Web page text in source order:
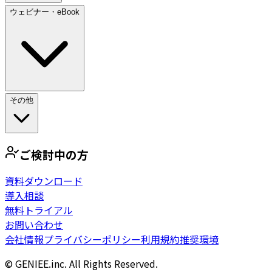
ウェビナー・eBook
その他
ご検討中の方
資料ダウンロード
導入相談
無料トライアル
お問い合わせ
会社情報プライバシーポリシー利用規約推奨環境
© GENIEE.inc. All Rights Reserved.